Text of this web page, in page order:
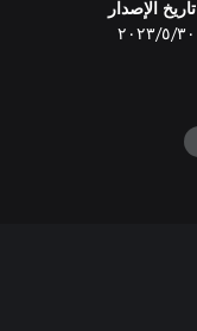
تاريخ الإصدار
٣٠‏/٥‏/٢٠٢٣